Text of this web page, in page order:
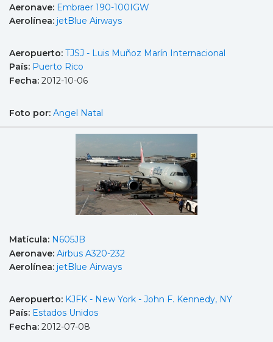
Aeronave: Embraer 190-100IGW
Aerolínea: jetBlue Airways
Aeropuerto: TJSJ - Luis Muñoz Marín Internacional
País: Puerto Rico
Fecha: 2012-10-06
Foto por: Angel Natal
Matícula: N605JB
Aeronave: Airbus A320-232
Aerolínea: jetBlue Airways
Aeropuerto: KJFK - New York - John F. Kennedy, NY
País: Estados Unidos
Fecha: 2012-07-08